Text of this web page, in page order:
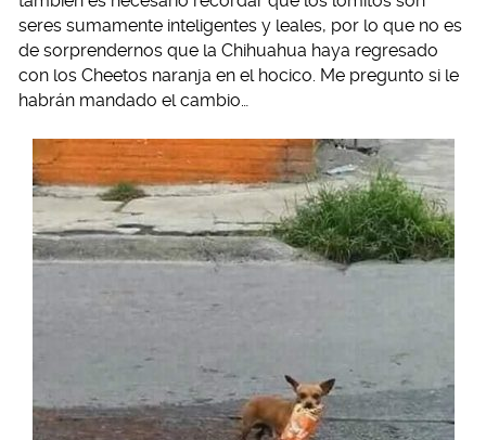
seres sumamente inteligentes y leales, por lo que no es
de sorprendernos que la Chihuahua haya regresado
con los Cheetos naranja en el hocico. Me pregunto si le
habrán mandado el cambio…